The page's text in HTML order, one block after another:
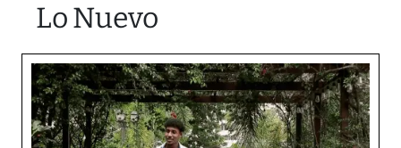
Lo Nuevo